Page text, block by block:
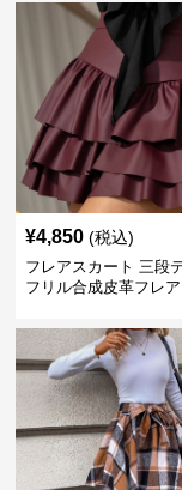
¥4,850 (税込)
フレアスカート 三段
フリル合成皮革フレ